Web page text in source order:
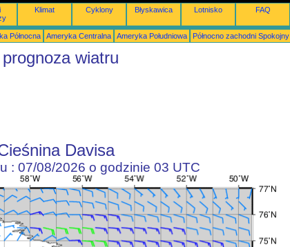
Klimat Cyklony Błyskawica Lotnisko FAQ
Północna Ameryka Centralna Ameryka Południowa Północno zachodni Spokojny
wiatru
Davisa
: 07/08/2026 o godzinie 03 UTC